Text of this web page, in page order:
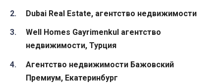
Dubai Real Estate, агентство недвижимости
Well Homes Gayrimenkul агентство
недвижимости, Турция
Агентство недвижимости Бажовский
Премиум, Екатеринбург